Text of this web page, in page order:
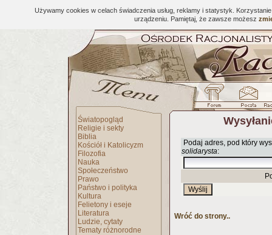
Używamy cookies w celach świadczenia usług, reklamy i statystyk.
urządzeniu. Pamiętaj, że zawsze możesz
Światopogląd
Religie i sekty
Biblia
Kościół i Katolicyzm
Filozofia
Nauka
Społeczeństwo
Prawo
Państwo i polityka
Kultura
Felietony i eseje
Literatura
Ludzie, cytaty
Tematy różnorodne
Podaj adres, pod który
solidarysta:
Wróć do strony..